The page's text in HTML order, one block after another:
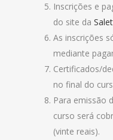
Inscrições e
do site da
As inscrições
mediante
Certificados/
no final do
Para emissão
curso será
(vinte reais).